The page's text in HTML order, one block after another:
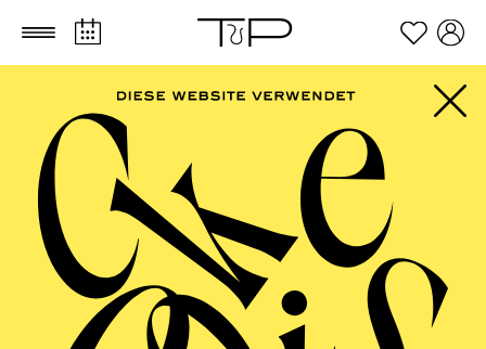
Zum Hauptinhalt springen Zum Footer springen
FILTER
JULY 2027
Thursday